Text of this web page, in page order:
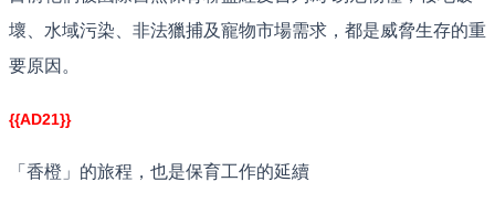
壞、水域污染、非法獵捕及寵物市場需求，都是威脅生存的重
要原因。
{{AD21}}
「香橙」的旅程，也是保育工作的延續